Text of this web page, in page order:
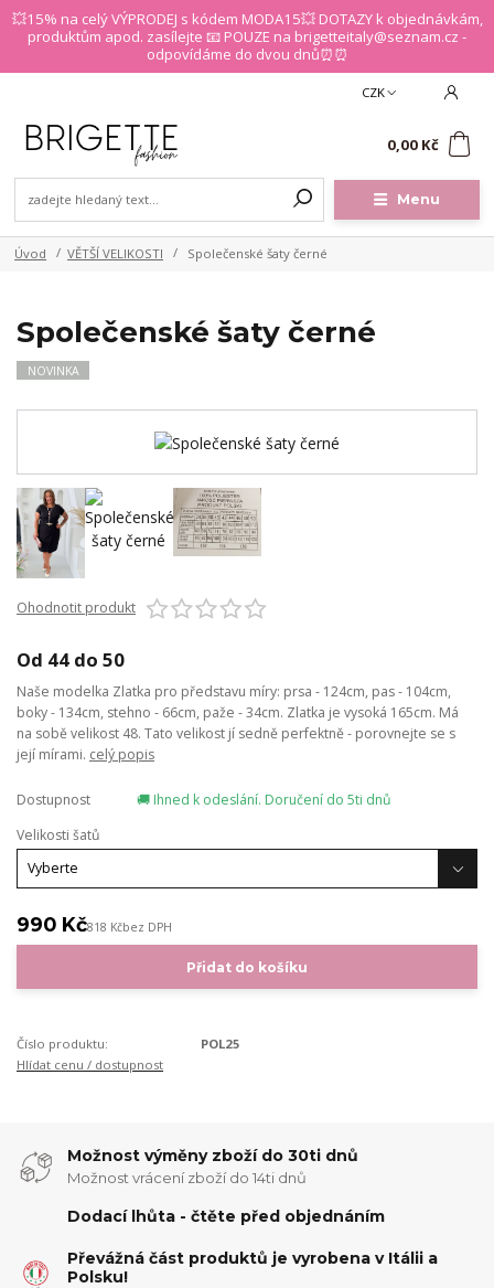
💥15% na celý VÝPRODEJ s kódem MODA15💥 DOTAZY k objednávkám,
produktům apod. zasílejte 📧 POUZE na brigetteitaly@seznam.cz -
odpovídáme do dvou dnů⏰⏰
Menu
CZK
0,00 Kč
Úvod VĚTŠÍ VELIKOSTI Společenské šaty černé
Společenské šaty černé
NOVINKA
Ohodnotit produkt
Od 44 do 50
Naše modelka Zlatka pro představu míry: prsa - 124cm, pas - 104cm,
boky - 134cm, stehno - 66cm, paže - 34cm. Zlatka je vysoká 165cm. Má
na sobě velikost 48. Tato velikost jí sedně perfektně - porovnejte se s
její mírami. celý popis
Dostupnost
🚚 Ihned k odeslání. Doručení do 5ti dnů
Velikosti šatů
990 Kč818 Kčbez DPH
Přidat do košíku
Číslo produktu:
POL25
Hlídat cenu / dostupnost
Možnost výměny zboží do 30ti dnů
Možnost vrácení zboží do 14ti dnů
Dodací lhůta - čtěte před objednáním
Převážná část produktů je vyrobena v Itálii a
Polsku!